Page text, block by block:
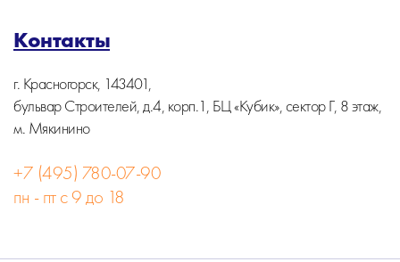
Контакты
г. Красногорск, 143401,
бульвар Строителей, д.4, корп.1, БЦ «Кубик», сектор Г, 8 этаж,
м. Мякинино
+7 (495) 780-07-90
пн - пт с 9 до 18